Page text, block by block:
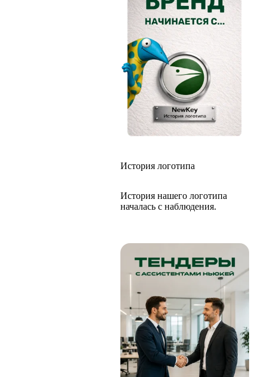
История логотипа
История нашего логотипа
началась с наблюдения.